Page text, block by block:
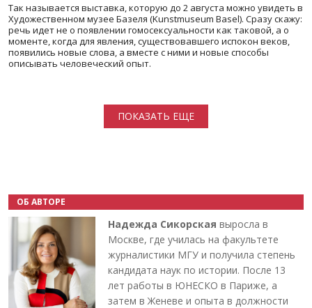
Так называется выставка, которую до 2 августа можно увидеть в
Художественном музее Базеля (Kunstmuseum Basel). Сразу скажу:
речь идет не о появлении гомосексуальности как таковой, а о
моменте, когда для явления, существовавшего испокон веков,
появились новые слова, а вместе с ними и новые способы
описывать человеческий опыт.
ПОКАЗАТЬ ЕЩЕ
ОБ АВТОРЕ
Надежда Сикорская выросла в
Москве, где училась на факультете
журналистики МГУ и получила степень
кандидата наук по истории. После 13
лет работы в ЮНЕСКО в Париже, а
затем в Женеве и опыта в должности